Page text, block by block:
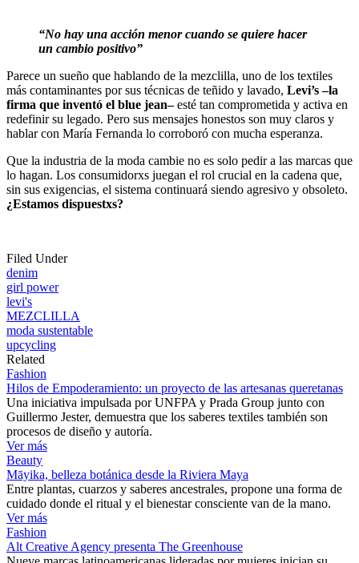
“No hay una acción menor cuando se quiere hacer
un cambio positivo”
Parece un sueño que hablando de la mezclilla, uno de los textiles
más contaminantes por sus técnicas de teñido y lavado, Levi’s –la
firma que inventó el blue jean–esté tan comprometida y activa en
redefinir su legado. Pero sus mensajes honestos son muy claros y
hablar con María Fernanda lo corroboró con mucha esperanza.
Que la industria de la moda cambie no es solo pedir a las marcas que
lo hagan. Los consumidorxs juegan el rol crucial en la cadena que,
sin sus exigencias, el sistema continuará siendo agresivo y obsoleto.
¿Estamos dispuestxs?
Filed Under
denim
girl power
levi's
MEZCLILLA
moda sustentable
upcycling
Related
Fashion
Hilos de Empoderamiento: un proyecto de las artesanas queretanas
Una iniciativa impulsada por UNFPA y Prada Group junto con
Guillermo Jester, demuestra que los saberes textiles también son
procesos de diseño y autoría.
Ver más
Beauty
Māyika, belleza botánica desde la Riviera Maya
Entre plantas, cuarzos y saberes ancestrales, propone una forma de
cuidado donde el ritual y el bienestar consciente van de la mano.
Ver más
Fashion
Alt Creative Agency presenta The Greenhouse